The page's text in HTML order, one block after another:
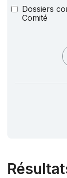
Dossiers
Comité